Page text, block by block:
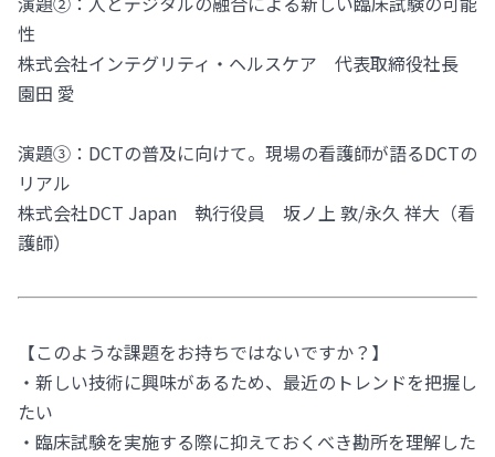
性
株式会社インテグリティ・ヘルスケア 代表取締役社長
園田 愛
演題③：DCTの普及に向けて。現場の看護師が語るDCTの
リアル
株式会社DCT Japan 執行役員 坂ノ上 敦/永久 祥大（看
護師）
【このような課題をお持ちではないですか？】
・新しい技術に興味があるため、最近のトレンドを把握し
たい
・臨床試験を実施する際に抑えておくべき勘所を理解した